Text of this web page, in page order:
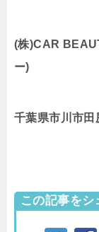
(株)CAR
ー)
千葉県市川市田
この記事をシ